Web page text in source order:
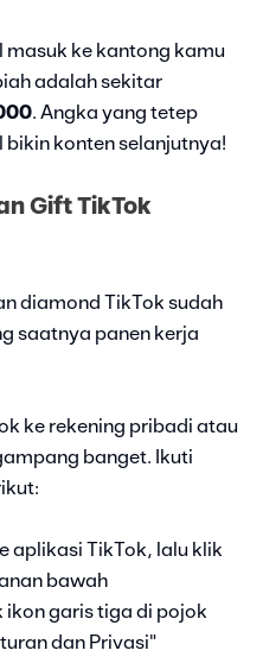
masuk ke kantong kamu
adalah sekitar
. Angka yang tetep
konten selanjutnya!
Gift TikTok
diamond TikTok sudah
saatnya panen kerja
ke rekening pribadi atau
banget. Ikuti
aplikasi TikTok, lalu klik
bawah
ikon garis tiga di pojok
dan Privasi"